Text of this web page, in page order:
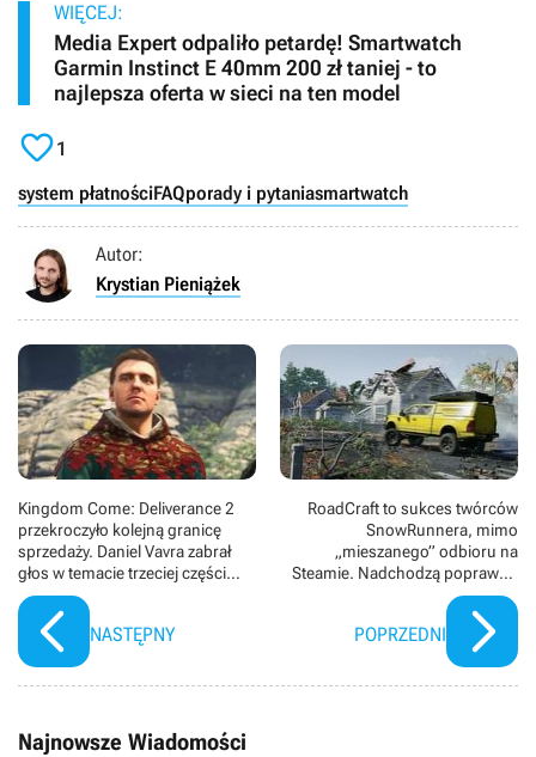
WIĘCEJ:
Media Expert odpaliło petardę! Smartwatch
Garmin Instinct E 40mm 200 zł taniej - to
najlepsza oferta w sieci na ten model
1
system płatnościFAQporady i pytaniasmartwatch
Autor:
Krystian Pieniążek
Kingdom Come: Deliverance 2
przekroczyło kolejną granicę
sprzedaży. Daniel Vavra zabrał
głos w temacie trzeciej części
serii
NASTĘPNY
RoadCraft to sukces twórców
SnowRunnera, mimo
„mieszanego” odbioru na
Steamie. Nadchodzą poprawki i
wyczekiwany tryb
POPRZEDNI
Najnowsze Wiadomości